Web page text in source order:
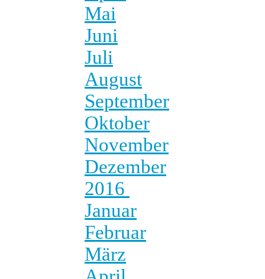
Mai
Juni
Juli
August
September
Oktober
November
Dezember
2016
Januar
Februar
März